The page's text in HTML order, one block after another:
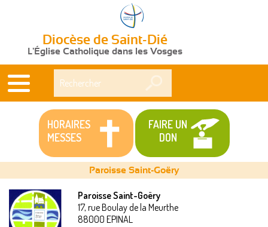
Diocèse de Saint-Dié
L'Église Catholique dans les Vosges
HORAIRES
MESSES
FAIRE UN
DON
Vous
Paroisse Saint-Goëry
Paroisse Saint-Goëry
17, rue Boulay de la Meurthe
88000 EPINAL